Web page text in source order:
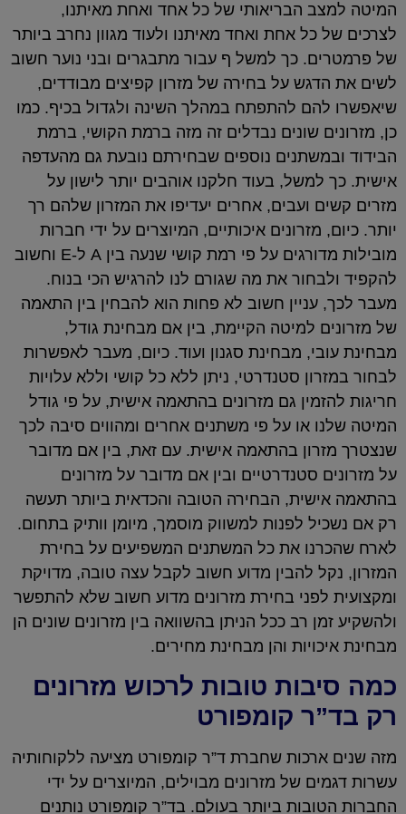
המיטה למצב הבריאותי של כל אחד ואחת מאיתנו,
לצרכים של כל אחת ואחד מאיתנו ולעוד מגוון נחרב ביותר
של פרמטרים. כך למשל ף עבור מתבגרים ובני נוער חשוב
לשים את הדגש על בחירה של מזרון קפיצים מבודדים,
שיאפשרו להם להתפתח במהלך השינה ולגדול בכיף. כמו
כן, מזרונים שונים נבדלים זה מזה ברמת הקושי, ברמת
הבידוד ובמשתנים נוספים שבחירתם נובעת גם מהעדפה
אישית. כך למשל, בעוד חלקנו אוהבים יותר לישון על
מזרים קשים ועבים, אחרים יעדיפו את המזרון שלהם רך
יותר. כיום, מזרונים איכותיים, המיוצרים על ידי חברות
מובילות מדורגים על פי רמת קושי שנעה בין A ל-E וחשוב
להקפיד ולבחור את מה שגורם לנו להרגיש הכי בנוח.
מעבר לכך, עניין חשוב לא פחות הוא להבחין בין התאמה
של מזרונים למיטה הקיימת, בין אם מבחינת גודל,
מבחינת עובי, מבחינת סגנון ועוד. כיום, מעבר לאפשרות
לבחור במזרון סטנדרטי, ניתן ללא כל קושי וללא עלויות
חריגות להזמין גם מזרונים בהתאמה אישית, על פי גודל
המיטה שלנו או על פי משתנים אחרים ומהווים סיבה לכך
שנצטרך מזרון בהתאמה אישית. עם זאת, בין אם מדובר
על מזרונים סטנדרטיים ובין אם מדובר על מזרונים
בהתאמה אישית, הבחירה הטובה והכדאית ביותר תעשה
רק אם נשכיל לפנות למשווק מוסמך, מיומן וותיק בתחום.
לארח שהכרנו את כל המשתנים המשפיעים על בחירת
המזרון, נקל להבין מדוע חשוב לקבל עצה טובה, מדויקת
ומקצועית לפני בחירת מזרונים מדוע חשוב שלא להתפשר
ולהשקיע זמן רב ככל הניתן בהשוואה בין מזרונים שונים הן
מבחינת איכויות והן מבחינת מחירים.
כמה סיבות טובות לרכוש מזרונים
רק בד”ר קומפורט
מזה שנים ארכות שחברת ד”ר קומפורט מציעה ללקוחותיה
עשרות דגמים של מזרונים מבוילים, המיוצרים על ידי
החברות הטובות ביותר בעולם. בד”ר קומפורט נותנים